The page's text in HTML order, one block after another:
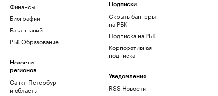
Финансы
Биографии
База знаний
РБК Образование
Новости
регионов
Санкт-Петербург
и область
Подписки
Скрыть баннеры
на РБК
Подписка на РБК
Корпоративная
подписка
Уведомления
RSS Новости